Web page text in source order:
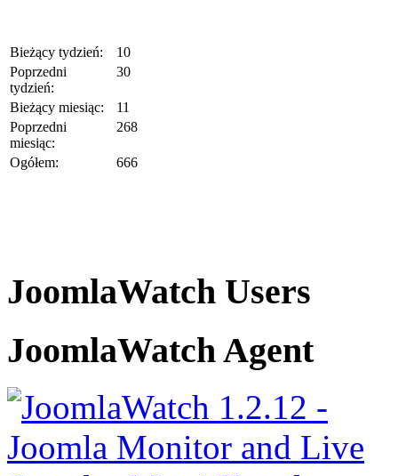
Bieżący tydzień:
10
Poprzedni
tydzień:
30
Bieżący miesiąc:
11
Poprzedni
miesiąc:
268
Ogółem: 666
JoomlaWatch Users
JoomlaWatch Agent